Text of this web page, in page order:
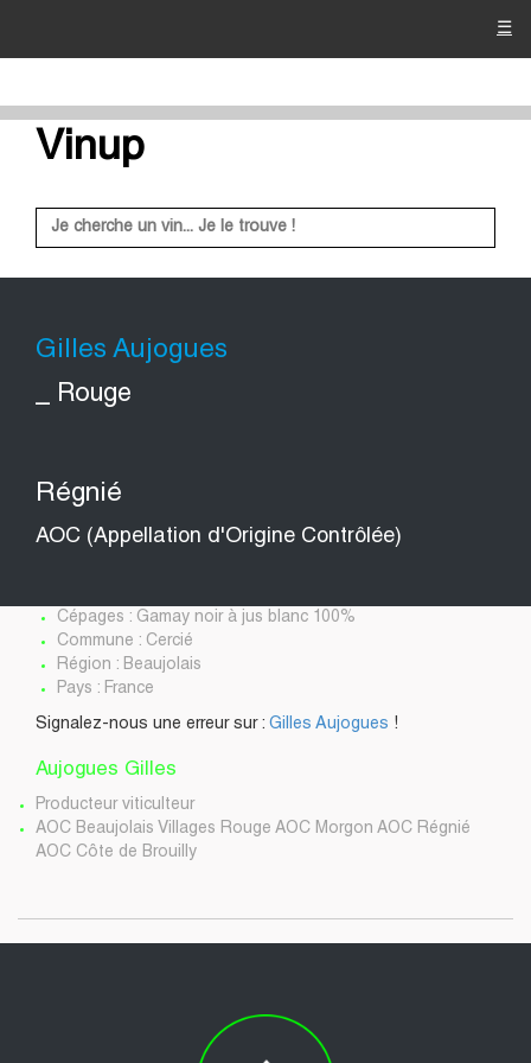
☰
Vinup
Gilles Aujogues
_ Rouge
Régnié
AOC (Appellation d'Origine Contrôlée)
Cépages : Gamay noir à jus blanc 100%
Commune : Cercié
Région : Beaujolais
Pays : France
Signalez-nous une erreur sur : Gilles Aujogues !
Aujogues Gilles
Producteur viticulteur
AOC Beaujolais Villages Rouge AOC Morgon AOC Régnié
AOC Côte de Brouilly